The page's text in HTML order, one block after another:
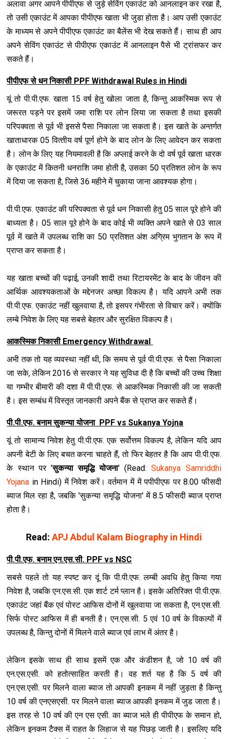
अलावा अगर आपने पीपीएफ से जुड़े सेविंग एकाउंट को आनलाइन कर रखा है,
तो उसी एकाउंट में आपका पीपीएफ खाता भी जुडा होता है। आप उसी एकाउंट
के माध्यम से अपने पीपीएफ एकाउंट का बैलेंस भी देख सकते हैं। साथ ही आप
अपने सेविंग एकाउंट से पीपीएफ एकाउंट में आनलाइन पैसे भी ट्रांसफर कर
सकते हैं।
पीपीएफ से धन निकासी PPF Withdrawal Rules in Hindi
यूं तो पी.पी.एफ. खाता 15 वर्ष हेतु खोला जाता है, किन्‍तु आकस्मिक रूप से
जरूरत पड़ने पर इसमें जमा राशि पर लोन लिया जा सकता है तथा इसकी
परिपक्‍वता से पूर्व भी इससे पैसा निकाला जा सकता है। इस खाते के अन्‍तर्गत
खाताधारक 05 वित्‍तीय वर्ष पूर्ण होने के बाद लोन के लिए आवेदन कर सकता
है। लोन के लिए यह नियमावली है कि अप्‍लाई करने के दो वर्ष पूर्व खाता धारक
के एकाउंट में कितनी धनराशि जमा होती है, उसका 50 प्रतिशत लोन के रूप
में दिया जा सकता है, जिसे 36 महीने में चुकाया जाना आवश्‍यक होगा।
पी.पी.एफ. एकाउंट की परिपक्‍वता से पूर्व धन निकासी हेतु 05 साल पूरे होने की
बाध्‍यता है। 05 साल पूरे होने के बाद कोई भी व्‍यक्ति अपने खाते से 03 साल
पूर्व में खाते में उपलब्‍ध राशि का 50 प्रतिशत अंश अग्रिम भुगतान के रूप में
प्राप्‍त कर सकता है।
यह खाता बच्‍चों की पढ़ाई, उनकी शादी तथा रिटायरमेंट के बाद के जीवन की
आर्थिक आवश्‍यकताओं के मद्देनजर अच्‍छा विकल्‍प है। यदि आपने अभी तक
पी.पी.एफ. एकाउंट नहीं खुलवाया है, तो इसपर गंभीरता से विचार करें। क्‍योंकि
लम्‍बे निवेश के लिए यह सबसे बेहतर और सुरक्षित विकल्‍प है।
आकस्मिक निकासी Emergency Withdrawal
अभी तक तो यह व्यवस्था नहीं थी, कि समय से पूर्व पी.पी.एफ. से पैसा निकाला
जा सके, लेकिन 2016 से सरकार ने यह सुविधा दी है कि बच्चों की उच्च श‍िक्षा
या गम्भीर बीमारी की दशा में पी.पी.एफ. से आकस्मिक निकासी की जा सकती
है। इस सम्बंध में विस्तृत जानकारी अपने बैंक से प्राप्त कर सकते हैं।
पी.पी.एफ. बनाम सुकन्या योजना PPF vs Sukanya Yojna
यूं तो सामान्य निवेश हेतु पी.पी.एफ. एक सर्वोत्तम विकल्प है, लेकिन यदि आप
अपनी बेटी के लिए बचत करना चाहते हैं, तो फिर बेहतर है कि आप पी.पी.एफ.
के स्थान पर 'सुकन्या समृद्धि योजना' (Read:Sukanya Samriddhi
Yojana in Hindi) में निवेश करें। वर्तमान में में पपीपीएफ पर 8.00 फीसदी
ब्याज मिल रहा है, जबकि 'सुकन्या समृद्धि योजना' में 8.5 फीसदी ब्याज प्राप्त
होता है।
Read: APJ Abdul Kalam Biography in Hindi
पी.पी.एफ. बनाम एन.एस.सी. PPF vs NSC
सबसे पहले तो यह स्‍पष्‍ट कर दूं कि पी.पी.एफ. लम्‍बी अवधि हेतु किया गया
निवेश है, जबकि एन.एस.सी. एक शार्ट टर्म प्‍लान है। इसके अतिरिक्‍त पी.पी.एफ.
एकाउंट जहां बैंक एवं पोस्‍ट आफिस दोनों में खुलवाया जा सकता है, एन.एस.सी.
सिर्फ पोस्‍ट आफिस में ही बनती है। एन.एस.सी. 5 एवं 10 वर्ष के विकल्‍पों में
उपलब्‍ध है, किन्‍तु दोनों में मिलने वाले ब्‍याज एवं लाभ में अंतर है।
लेकिन इसके साथ ही साथ इसमें एक और कंडीशन है, जो 10 वर्ष की
एन.एस.एसी. को हतोत्‍साहित करती है। वह शर्त यह है कि 5 वर्ष की
एन.एस.एसी. पर मिलने वाला ब्‍याज तो आपकी इनकम में नहीं जुड़ता है किन्‍तु
10 वर्ष की एनएसएसी. पर मिलने वाला ब्‍याज आपकी इनकम में जुड जाता है।
इस तरह से 10 वर्ष की एन एस एसी. का ब्‍याज भले ही पीपीएफ के समान हो,
लेकिन इनकम टैक्‍स में राहत के लिहाज से यह पिछड़ जाती है। इसलिए यदि